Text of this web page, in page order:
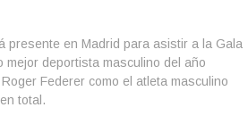
presente en Madrid para asistir a la Gala
mejor deportista masculino del año
Federer como el atleta masculino
total.